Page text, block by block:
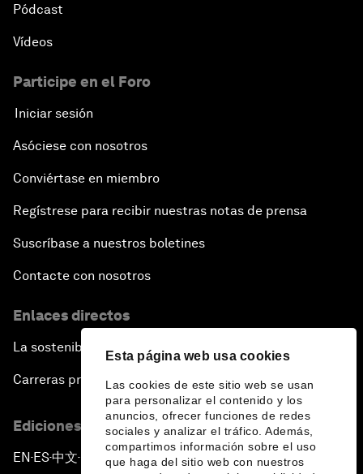
Esta página web usa cookies
Las cookies de este sitio web se usan
para personalizar el contenido y los
anuncios, ofrecer funciones de redes
sociales y analizar el tráfico. Además,
compartimos información sobre el uso
que haga del sitio web con nuestros
Pódcast
Vídeos
Participe en el Foro
Iniciar sesión
Asóciese con nosotros
Conviértase en miembro
Regístrese para recibir nuestras notas de prensa
Suscríbase a nuestros boletines
Contacte con nosotros
Enlaces directos
La sostenibilidad en el Foro
Carreras profesionales
Ediciones en otros idiomas
EN ▪ES▪中文▪ 日本語